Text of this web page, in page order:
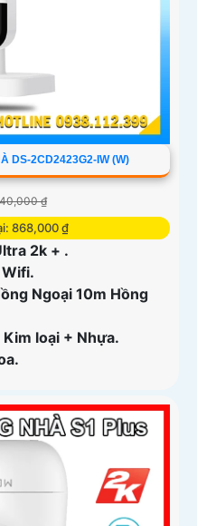
DS-2CD2423G2-IW (W)
₫
868,000 ₫
2k + .
Wifi.
Ngoại 10m Hồng
Kim loại + Nhựa.